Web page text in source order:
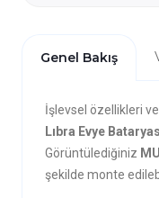
Genel Bakış
İşlevsel özellikleri
Lıbra Evye
Görüntülediğiniz
şekilde monte